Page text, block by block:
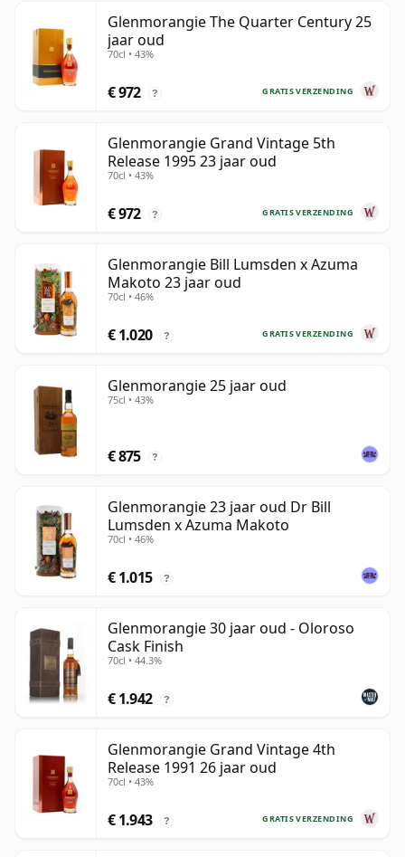
Glenmorangie The Quarter Century 25
jaar oud
70cl • 43%
GRATIS VERZENDING
€ 972 ?
Glenmorangie Grand Vintage 5th
Release 1995 23 jaar oud
70cl • 43%
GRATIS VERZENDING
€ 972 ?
Glenmorangie Bill Lumsden x Azuma
Makoto 23 jaar oud
70cl • 46%
GRATIS VERZENDING
€ 1.020 ?
Glenmorangie 25 jaar oud
75cl • 43%
€ 875 ?
Glenmorangie 23 jaar oud Dr Bill
Lumsden x Azuma Makoto
70cl • 46%
€ 1.015 ?
Glenmorangie 30 jaar oud - Oloroso
Cask Finish
70cl • 44.3%
€ 1.942 ?
Glenmorangie Grand Vintage 4th
Release 1991 26 jaar oud
70cl • 43%
GRATIS VERZENDING
€ 1.943 ?